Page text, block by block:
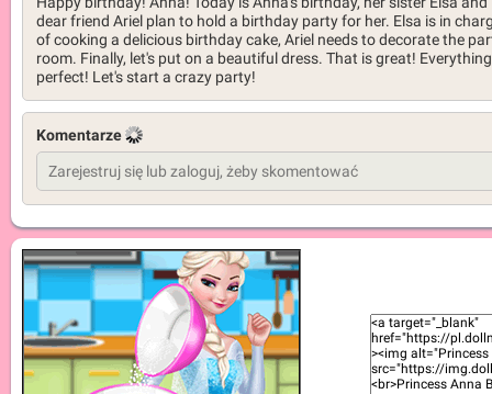
dear friend Ariel plan to hold a birthday party for her. Elsa is in
of cooking a delicious birthday cake, Ariel needs to decorate the
room. Finally, let's put on a beautiful dress. That is great!
perfect! Let's start a crazy party!
Komentarze